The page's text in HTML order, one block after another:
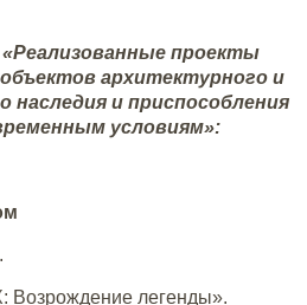
проекты
архитектурного и
и приспособления
условиям»:
Возрождение легенды».